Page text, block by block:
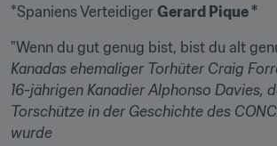
*Spaniens Verteidiger Gerard Pique *
Kanadas ehemaliger Torhüter Craig
16-jährigen Kanadier Alphonso Davies,
Torschütze in der Geschichte des
wurde